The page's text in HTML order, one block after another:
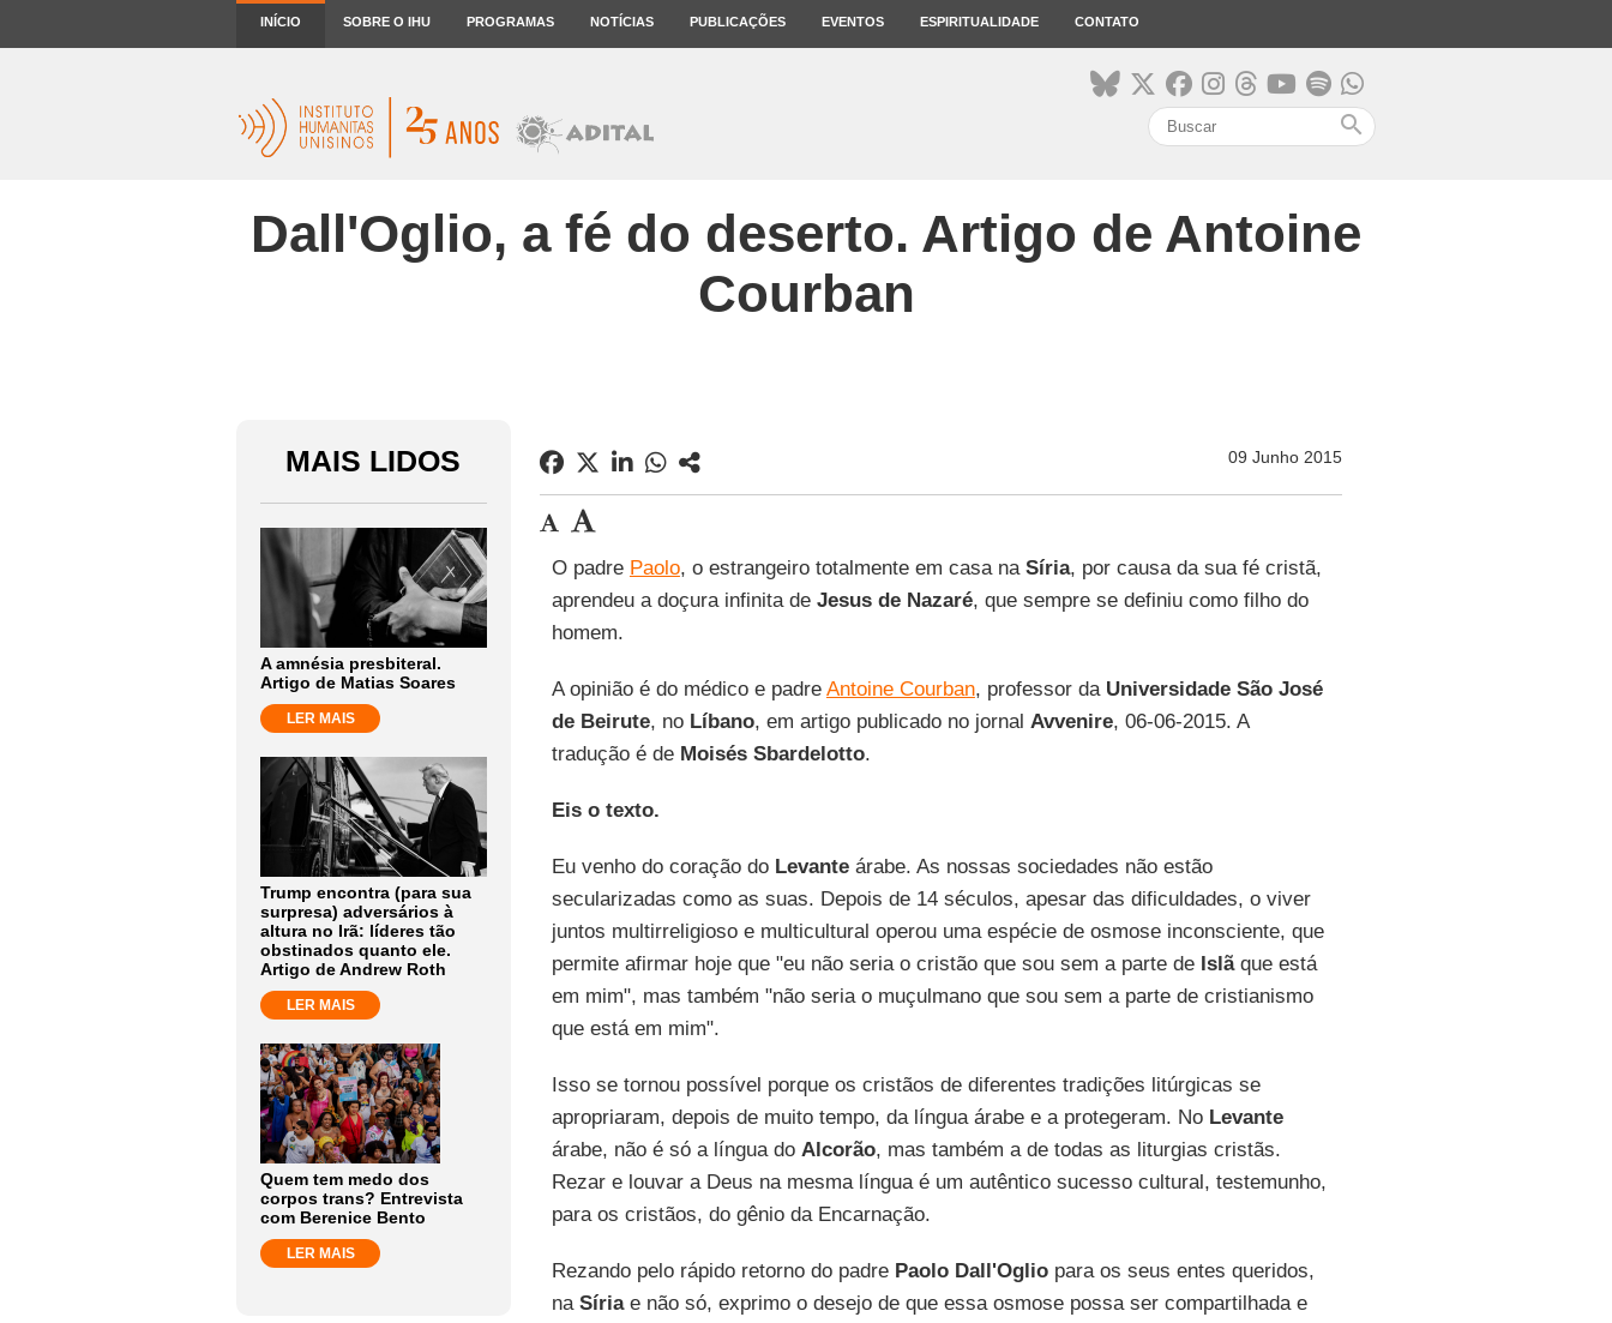
INÍCIO SOBRE O IHU PROGRAMAS NOTÍCIAS PUBLICAÇÕES EVENTOS ESPIRITUALIDADE CONTATO
search
Dall'Oglio, a fé do deserto. Artigo de Antoine
Courban
MAIS LIDOS
A amnésia presbiteral.
Artigo de Matias Soares
LER MAIS
Trump encontra (para sua
surpresa) adversários à
altura no Irã: líderes tão
obstinados quanto ele.
Artigo de Andrew Roth
LER MAIS
Quem tem medo dos
corpos trans? Entrevista
com Berenice Bento
LER MAIS
09 Junho 2015
O padre Paolo, o estrangeiro totalmente em casa na Síria, por causa da sua fé cristã,
aprendeu a doçura infinita de Jesus de Nazaré, que sempre se definiu como filho do
homem.
A opinião é do médico e padre Antoine Courban, professor da Universidade São José
de Beirute, no Líbano, em artigo publicado no jornal Avvenire, 06-06-2015. A
tradução é de Moisés Sbardelotto.
Eis o texto.
Eu venho do coração do Levanteárabe. As nossas sociedades não estão
secularizadas como as suas. Depois de 14 séculos, apesar das dificuldades, o viver
juntos multirreligioso e multicultural operou uma espécie de osmose inconsciente, que
permite afirmar hoje que "eu não seria o cristão que sou sem a parte de Islãque está
em mim", mas também "não seria o muçulmano que sou sem a parte de cristianismo
que está em mim".
Isso se tornou possível porque os cristãos de diferentes tradições litúrgicas se
apropriaram, depois de muito tempo, da língua árabe e a protegeram. No Levante
árabe, não é só a língua do Alcorão, mas também a de todas as liturgias cristãs.
Rezar e louvar a Deus na mesma língua é um autêntico sucesso cultural, testemunho,
para os cristãos, do gênio da Encarnação.
Rezando pelo rápido retorno do padre Paolo Dall'Ogliopara os seus entes queridos,
na Síriae não só, exprimo o desejo de que essa osmose possa ser compartilhada e